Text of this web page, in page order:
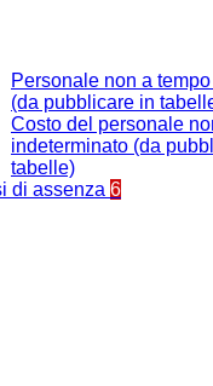
Personale non a
(da pubblicare in
Costo del personale
indeterminato (da
tabelle)
di assenza 6